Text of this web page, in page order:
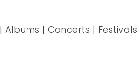
| Albums | Concerts | Festivals